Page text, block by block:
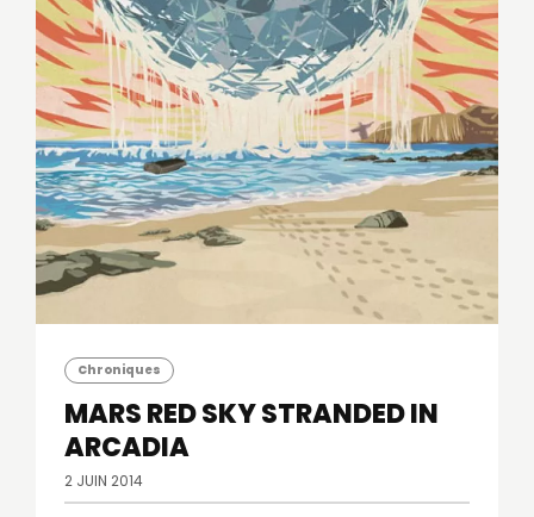
Chroniques
MARS RED SKYSTRANDED IN
ARCADIA
2 JUIN 2014